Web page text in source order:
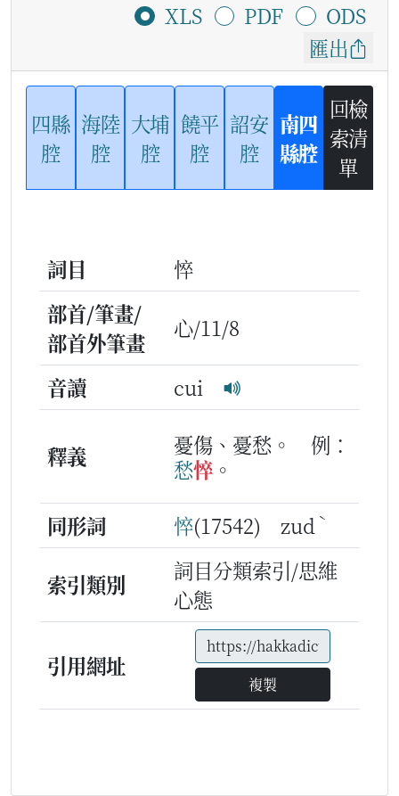
XLS
PDF
ODS
匯出
四縣
腔
海陸
腔
大埔
腔
饒平
腔
詔安
腔
南四
縣腔
回檢
索清
單
詞目
悴
部首/筆畫/
部首外筆畫
心/11/8
音讀 cui
釋義 憂傷、憂愁。
例：
愁悴 。
同形詞
悴(17542) zud ˋ
索引類別
詞目分類索引/思維
心態
引用網址
複製